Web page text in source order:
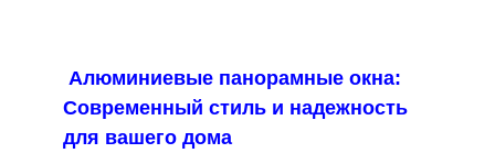
Алюминиевые панорамные окна:
Современный стиль и надежность
для вашего дома